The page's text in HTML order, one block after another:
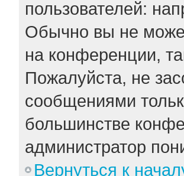
пользователей:
Обычно вы не
на конференции,
Пожалуйста, не
сообщениями
большинстве
администратор
Вернуться к